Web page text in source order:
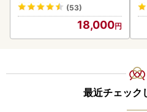
(53)
18,000
最近チェック